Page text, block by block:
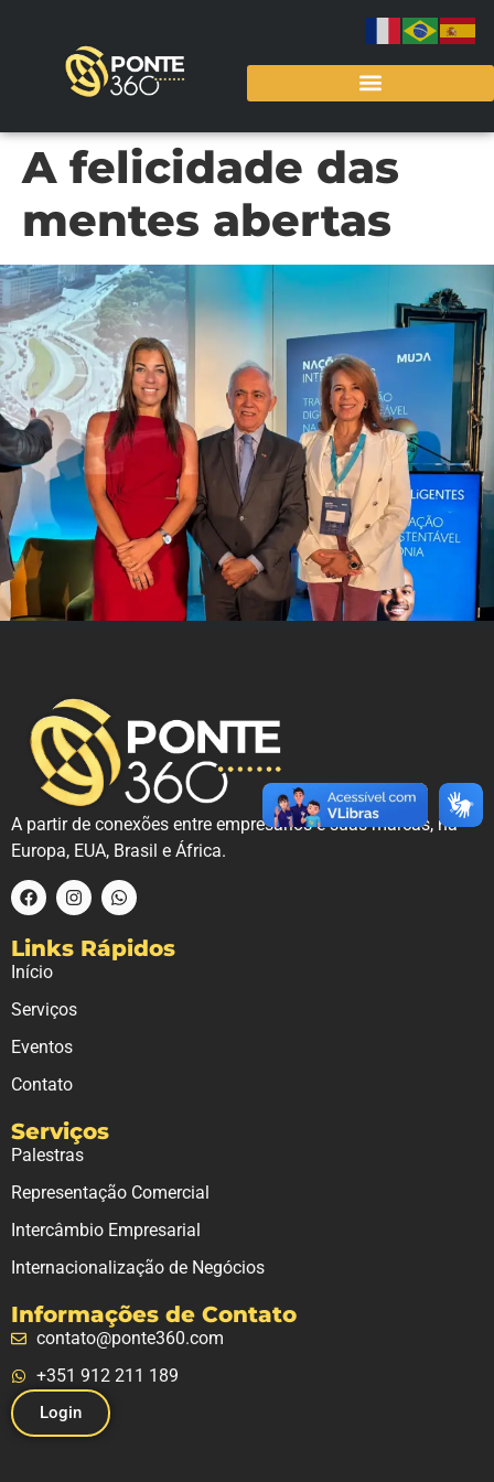
A felicidade das
mentes abertas
A partir de conexões entre empresários e suas marcas, na
Europa, EUA, Brasil e África.
Links Rápidos
Início
Serviços
Eventos
Contato
Serviços
Palestras
Representação Comercial
Intercâmbio Empresarial
Internacionalização de Negócios
Informações de Contato
contato@ponte360.com
+351 912 211 189
Login